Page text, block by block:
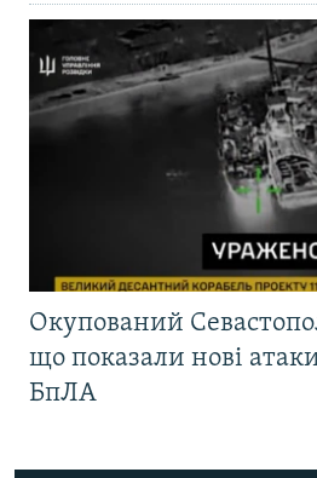
Окупований
що показали нові
БпЛА